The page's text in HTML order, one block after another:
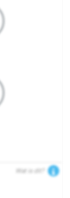
Wat is dit?